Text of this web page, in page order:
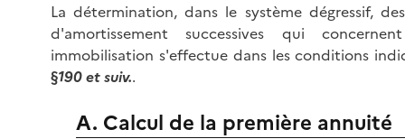
La détermination, dans le système dégressif,
d'amortissement successives qui
immobilisation s'effectue dans les conditions
§190 et suiv..
A. Calcul de la première annuité